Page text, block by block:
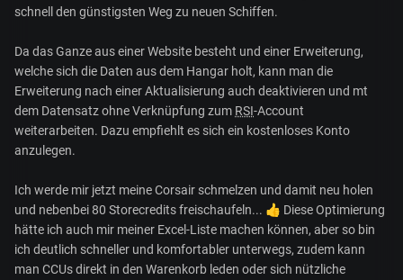
schnell den günstigsten Weg zu neuen Schiffen.
Da das Ganze aus einer Website besteht und einer Erweiterung,
welche sich die Daten aus dem Hangar holt, kann man die
Erweiterung nach einer Aktualisierung auch deaktivieren und mt
dem Datensatz ohne Verknüpfung zum RSI-Account
weiterarbeiten. Dazu empfiehlt es sich ein kostenloses Konto
anzulegen.
Ich werde mir jetzt meine Corsair schmelzen und damit neu holen
und nebenbei 80 Storecredits freischaufeln... 👍 Diese Optimierung
hätte ich auch mir meiner Excel-Liste machen können, aber so bin
ich deutlich schneller und komfortabler unterwegs, zudem kann
man CCUs direkt in den Warenkorb leden oder sich nützliche